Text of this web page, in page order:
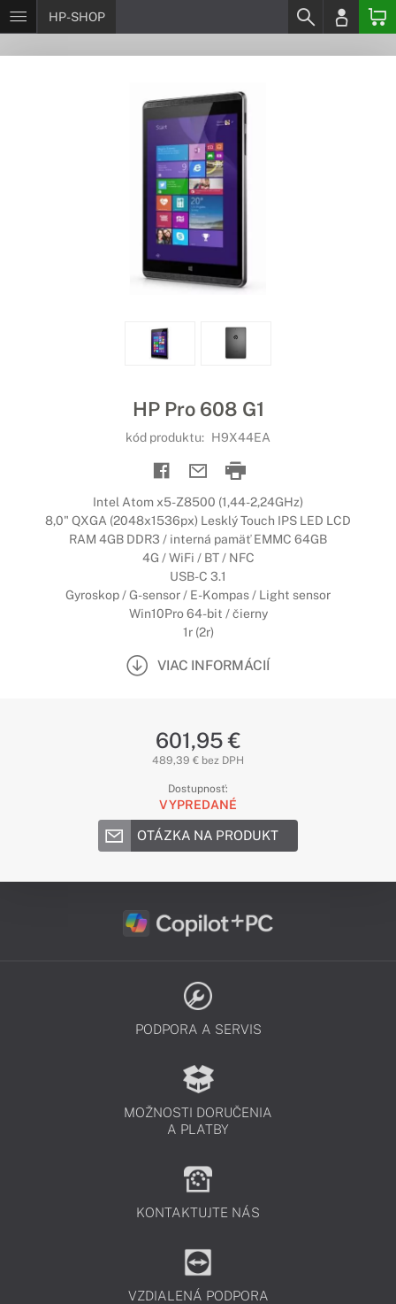
HP-SHOP
HP Pro 608 G1
kód produktu: H9X44EA
Intel Atom x5-Z8500 (1,44-2,24GHz)
8,0" QXGA (2048x1536px) Lesklý Touch IPS LED LCD
RAM 4GB DDR3 / interná pamäť EMMC 64GB
4G / WiFi / BT / NFC
USB-C 3.1
Gyroskop / G-sensor / E-Kompas / Light sensor
Win10Pro 64-bit / čierny
1r (2r)
VIAC INFORMÁCIÍ
601,95 €
489,39 € bez DPH
Dostupnosť:
VYPREDANÉ
OTÁZKA NA PRODUKT
PODPORA A SERVIS
MOŽNOSTI DORUČENIA
A PLATBY
KONTAKTUJTE NÁS
VZDIALENÁ PODPORA